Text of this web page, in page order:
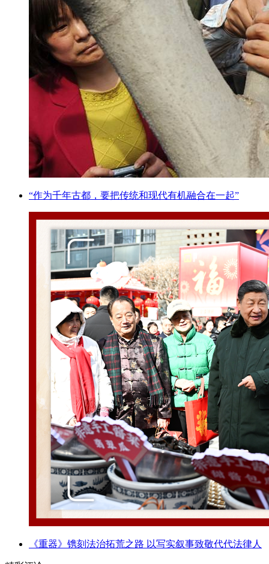
“作为千年古都，要把传统和现代有机融合在一起”
《重器》镌刻法治拓荒之路 以写实叙事致敬代代法律人